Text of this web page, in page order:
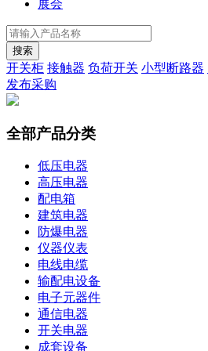
展会
搜索
开关柜 接触器 负荷开关 小型断路器
发布采购
全部产品分类
低压电器
高压电器
配电箱
建筑电器
防爆电器
仪器仪表
电线电缆
输配电设备
电子元器件
通信电器
开关电器
成套设备